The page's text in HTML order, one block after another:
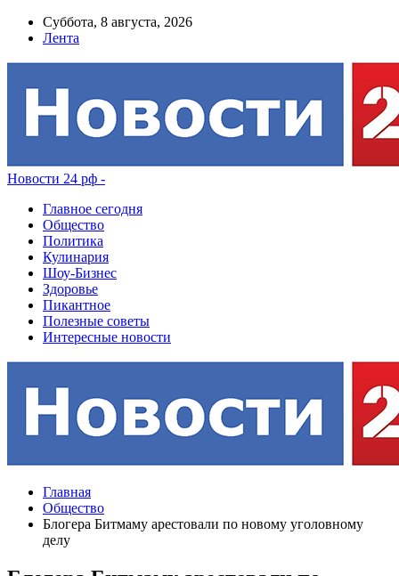
Суббота, 8 августа, 2026
Лента
Новости 24 рф -
Главное сегодня
Общество
Политика
Кулинария
Шоу-Бизнес
Здоровье
Пикантное
Полезные советы
Интересные новости
Главная
Общество
Блогера Битмаму арестовали по новому уголовному
делу